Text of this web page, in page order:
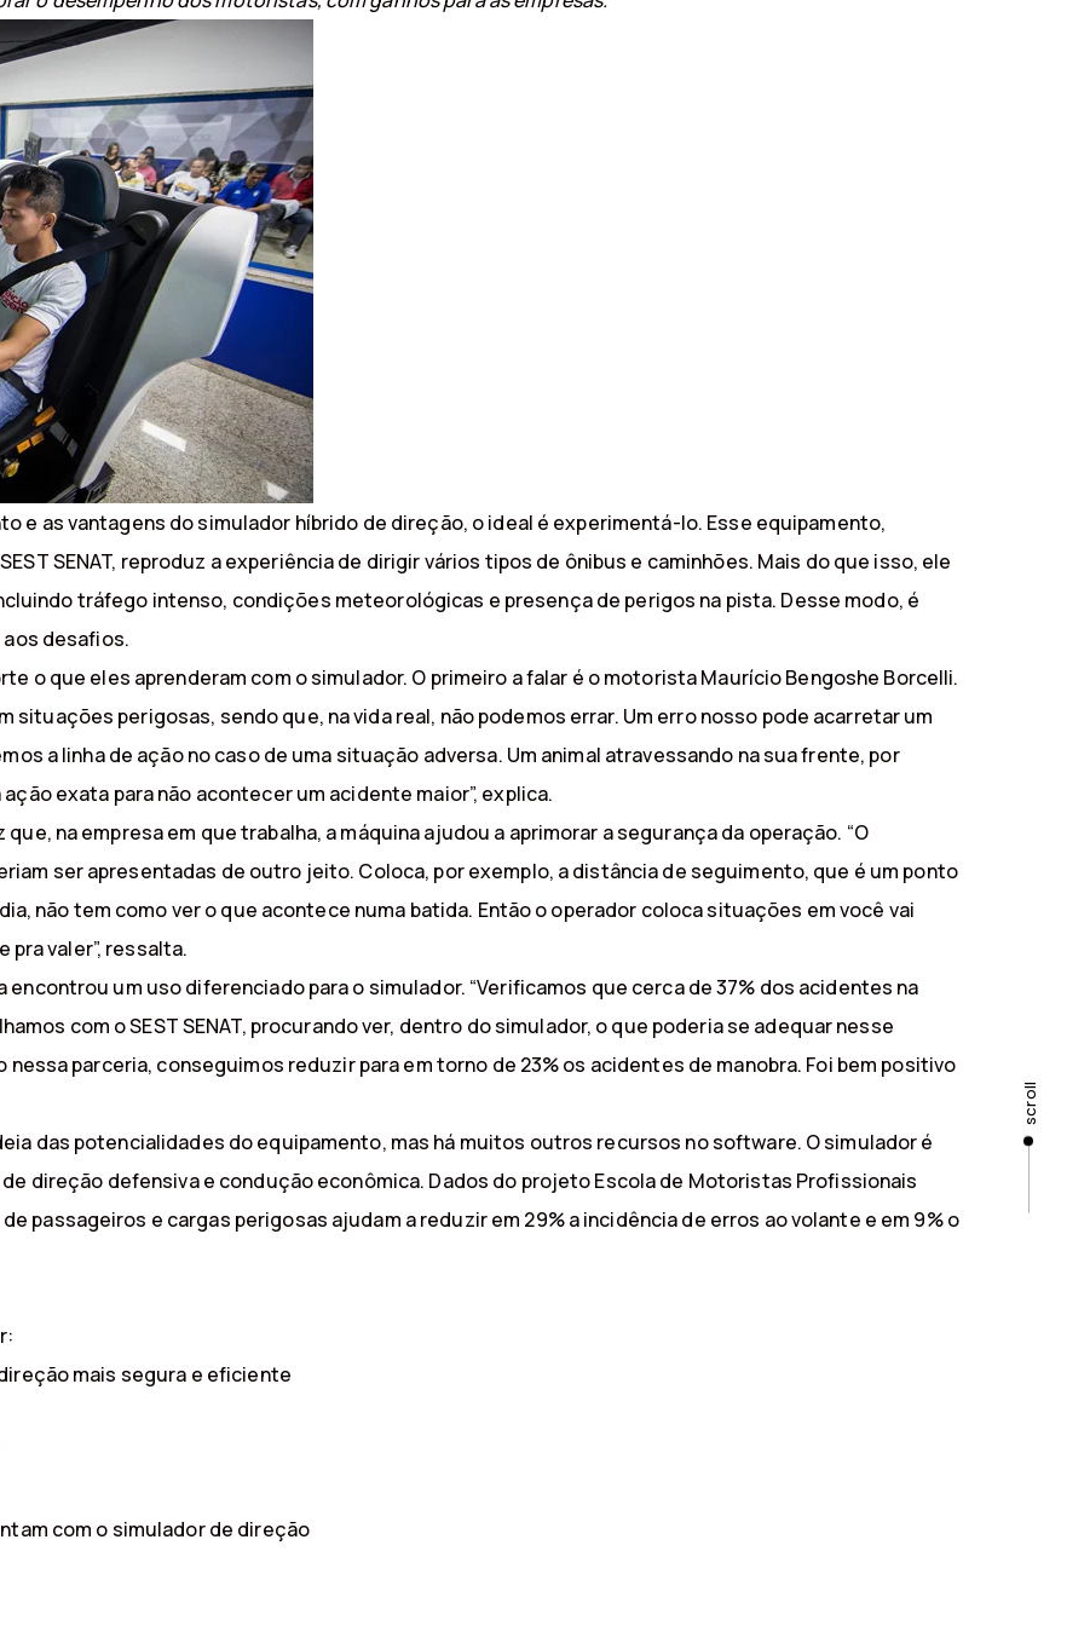
scroll
e as vantagens do simulador híbrido de direção, o ideal é experimentá-lo. Esse equipamento,
SENAT, reproduz a experiência de dirigir vários tipos de ônibus e caminhões. Mais do que isso, ele
tráfego intenso, condições meteorológicas e presença de perigos na pista. Desse modo, é
desafios.
o que eles aprenderam com o simulador. O primeiro a falar é o motorista Maurício Bengoshe Borcelli.
situações perigosas, sendo que, na vida real, não podemos errar. Um erro nosso pode acarretar um
a linha de ação no caso de uma situação adversa. Um animal atravessando na sua frente, por
exata para não acontecer um acidente maior”, explica.
na empresa em que trabalha, a máquina ajudou a aprimorar a segurança da operação. “O
ser apresentadas de outro jeito. Coloca, por exemplo, a distância de seguimento, que é um ponto
não tem como ver o que acontece numa batida. Então o operador coloca situações em você vai
valer”, ressalta.
um uso diferenciado para o simulador. “Verificamos que cerca de 37% dos acidentes na
com o SEST SENAT, procurando ver, dentro do simulador, o que poderia se adequar nesse
nessa parceria, conseguimos reduzir para em torno de 23% os acidentes de manobra. Foi bem positivo
das potencialidades do equipamento, mas há muitos outros recursos no software. O simulador é
direção defensiva e condução econômica. Dados do projeto Escola de Motoristas Profissionais
passageiros e cargas perigosas ajudam a reduzir em 29% a incidência de erros ao volante e em 9% o
mais segura e eficiente
com o simulador de direção